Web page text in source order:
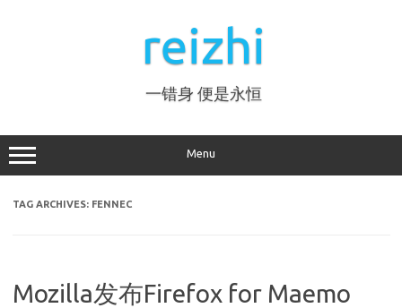
reizhi
一错身 便是永恒
Menu
TAG ARCHIVES: FENNEC
Mozilla发布Firefox for Maemo